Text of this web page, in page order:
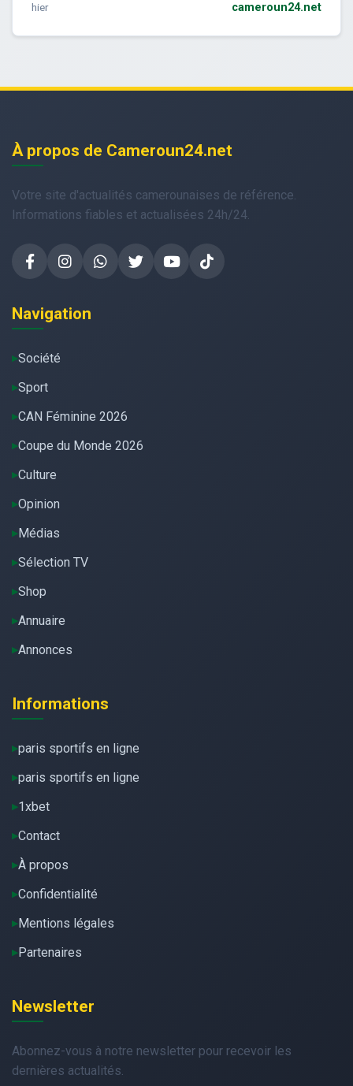
hier cameroun24.net
À propos de Cameroun24.net
Votre site d'actualités camerounaises de référence.
Informations fiables et actualisées 24h/24.
Navigation
Société
Sport
CAN Féminine 2026
Coupe du Monde 2026
Culture
Opinion
Médias
Sélection TV
Shop
Annuaire
Annonces
Informations
paris sportifs en ligne
paris sportifs en ligne
1xbet
Contact
À propos
Confidentialité
Mentions légales
Partenaires
Newsletter
Abonnez-vous à notre newsletter pour recevoir les
dernières actualités.